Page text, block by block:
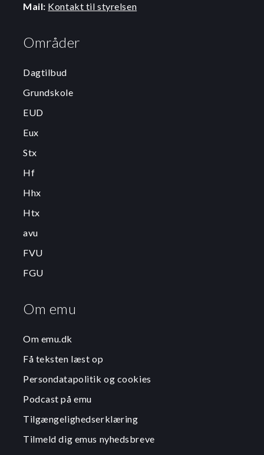
Mail: Kontakt til styrelsen
Områder
Dagtilbud
Grundskole
EUD
Eux
Stx
Hf
Hhx
Htx
avu
FVU
FGU
Om emu
Om emu.dk
Få teksten læst op
Persondatapolitik og cookies
Podcast på emu
Tilgængelighedserklæring
Tilmeld dig emus nyhedsbreve